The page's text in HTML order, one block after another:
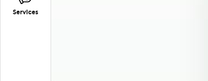
Services